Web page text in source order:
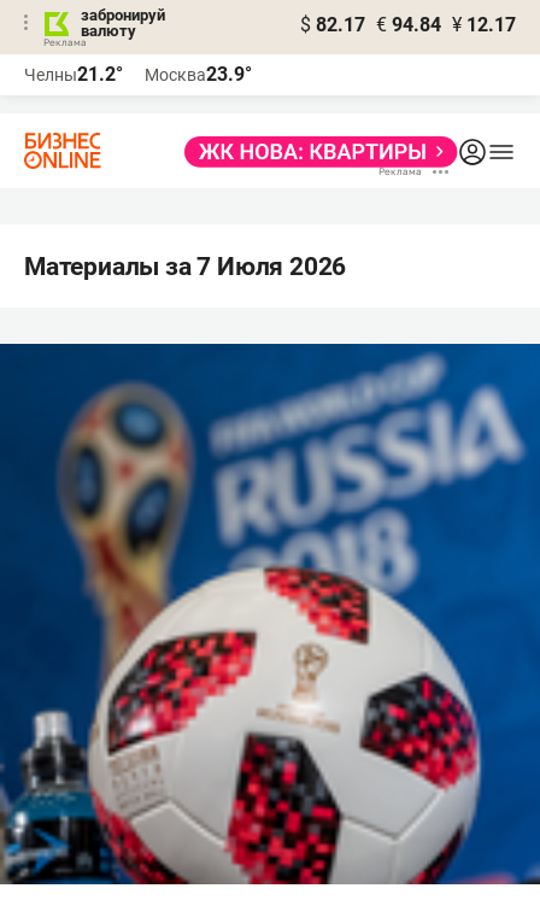
забронируй
валюту
$ 82.17 € 94.84 ¥ 12.17
Челны21.2° Москва23.9°
Материалы за 7 Июля 2026